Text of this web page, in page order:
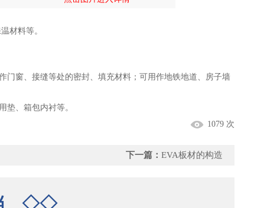
材料等。
门窗、接缝等处的密封、填充材料；可用作地铁地道、房子墙
垫、箱包内衬等。
1079 次
下一篇： EVA板材的构造
◇◇